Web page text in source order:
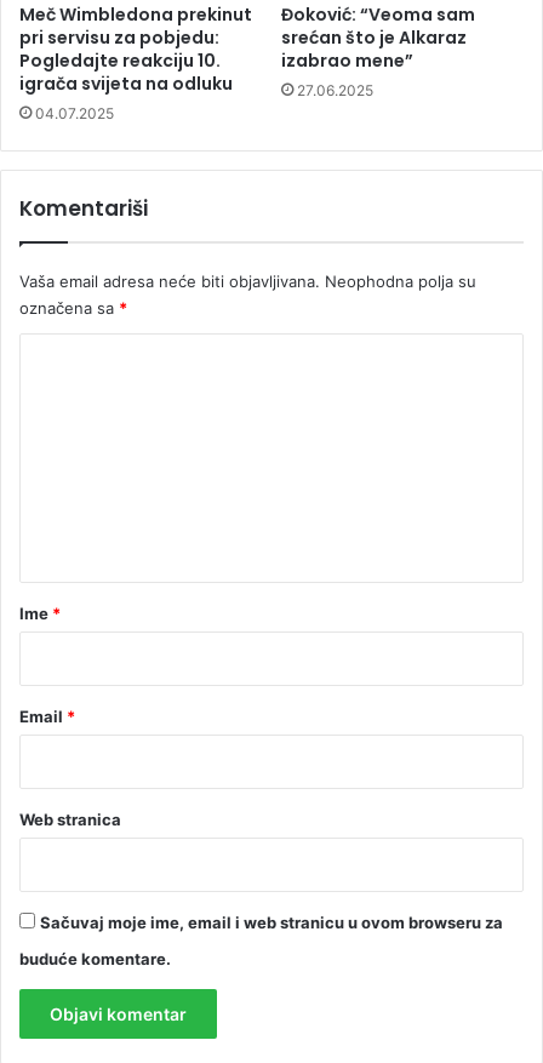
Meč Wimbledona prekinut
pri servisu za pobjedu:
Pogledajte reakciju 10.
igrača svijeta na odluku
04.07.2025
Đoković: “Veoma sam
srećan što je Alkaraz
izabrao mene”
27.06.2025
Komentariši
Vaša email adresa neće biti objavljivana. Neophodna polja su
označena sa *
rIme *
Email *
Web stranica
Sačuvaj moje ime, email i web stranicu u ovom browseru za
buduće komentare.